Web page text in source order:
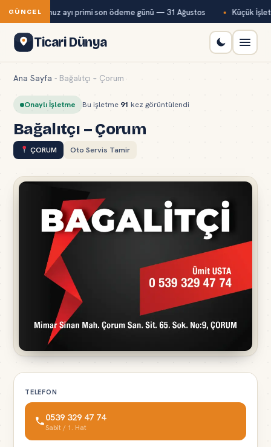
GÜNCEL
Kur temmuz ayı primi son ödeme günü — 31 Ağustos Küçük
Ticari Dünya
Ana Sayfa - Bağalıtçı – Çorum
Onaylı İşletme Bu işletme 91 kez görüntülendi
Bağalıtçı – Çorum
ÇORUM Oto Servis Tamir
TELEFON
0539 329 47 74
Sabit / 1. Hat